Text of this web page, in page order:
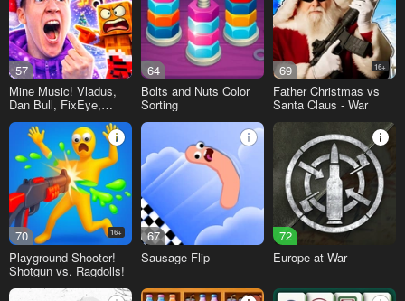
57
Mine Music! Vladus,
Dan Bull, FixEye,
FixPlay
64
Bolts and Nuts Color
Sorting
69 16+
Father Christmas vs
Santa Claus - War
70 16+
Playground Shooter!
Shotgun vs. Ragdolls!
67
Sausage Flip
72
Europe at War